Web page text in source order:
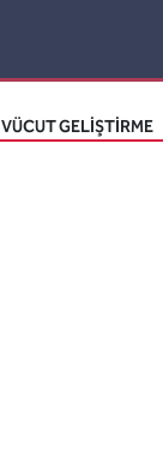
VÜCUT GELİŞTİRME